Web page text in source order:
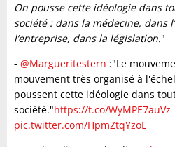
On pousse cette idéologie dans
société : dans la médecine, dans
l’entreprise, dans la législation."
- @Margueritestern :"Le
mouvement très organisé à
poussent cette idéologie dans
société."https://t.co/WyMPE7auVz
pic.twitter.com/HpmZtqYzoE